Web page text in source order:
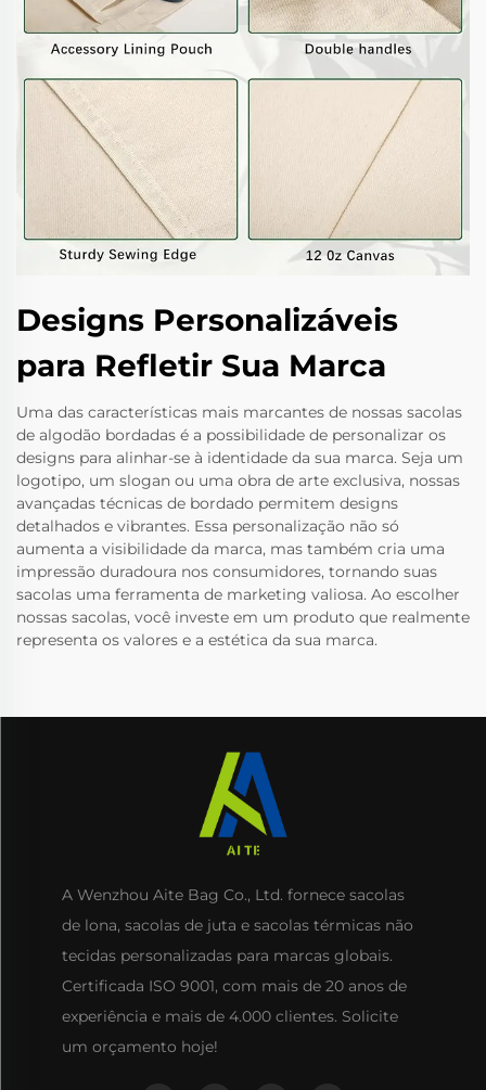
Designs Personalizáveis
para Refletir Sua Marca
Uma das características mais marcantes de nossas sacolas
de algodão bordadas é a possibilidade de personalizar os
designs para alinhar-se à identidade da sua marca. Seja um
logotipo, um slogan ou uma obra de arte exclusiva, nossas
avançadas técnicas de bordado permitem designs
detalhados e vibrantes. Essa personalização não só
aumenta a visibilidade da marca, mas também cria uma
impressão duradoura nos consumidores, tornando suas
sacolas uma ferramenta de marketing valiosa. Ao escolher
nossas sacolas, você investe em um produto que realmente
representa os valores e a estética da sua marca.
A Wenzhou Aite Bag Co., Ltd. fornece sacolas
de lona, sacolas de juta e sacolas térmicas não
tecidas personalizadas para marcas globais.
Certificada ISO 9001, com mais de 20 anos de
experiência e mais de 4.000 clientes. Solicite
um orçamento hoje!